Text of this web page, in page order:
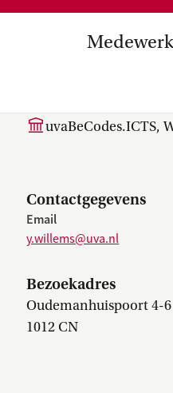
plan, instellingsplan,
Internationalisering in
uvaBeCodes.ICTS,
Contactgegevens
Email
y.willems@uva.nl
Bezoekadres
Oudemanhuispoort 4-6
1012 CN